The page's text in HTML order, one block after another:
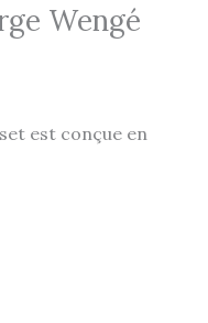
Wengé
est conçue en